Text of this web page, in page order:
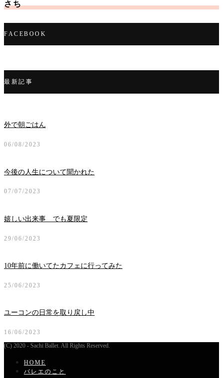
さち
FACEBOOK
最新記事
外で朝ごはん
06/08/2023
今後の人生について聞かれた
07/07/2023
嬉しい出来事 でも夏限定
29/06/2023
10年前に働いてたカフェに行ってみた
25/06/2023
ユーコンの日常を取り戻し中
16/06/2023
(C) 2020 - Sachi Ballet. All Rights Reserved.
HOME
バレエのこと